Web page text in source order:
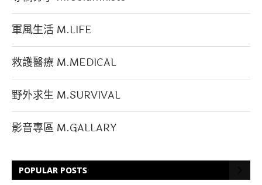
軍風生活 M.LIFE
救護醫療 M.MEDICAL
野外求生 M.SURVIVAL
影音專區 M.GALLARY
POPULAR POSTS